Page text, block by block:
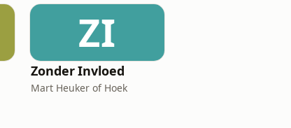
ZI
Zonder Invloed
Mart Heuker of Hoek